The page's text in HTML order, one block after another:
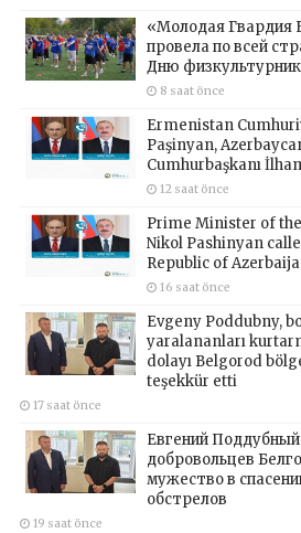
«Молодая Гвардия
провела по всей
Дню
8 saat önce
Ermenistan
Paşinyan,
Cumhurbaşkanı
12 saat önce
Prime Minister of
Nikol Pashinyan
Republic of
16 saat önce
Evgeny Poddubny,
yaralananları
dolayı Belgorod
teşekkür etti
17 saat önce
Евгений
добровольцев
мужество в
обстрелов
19 saat önce